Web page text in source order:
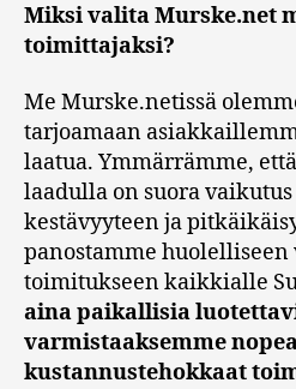
Miksi valita Murske.net
toimittajaksi?
Me Murske.netissä
tarjoamaan
laatua. Ymmärrämme,
laadulla on suora
kestävyyteen ja
panostamme
toimitukseen kaikkialle
aina paikallisia
varmistaaksemme
kustannustehokkaat